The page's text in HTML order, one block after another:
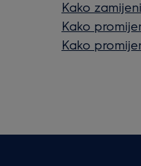
Kako
Kako
Kako